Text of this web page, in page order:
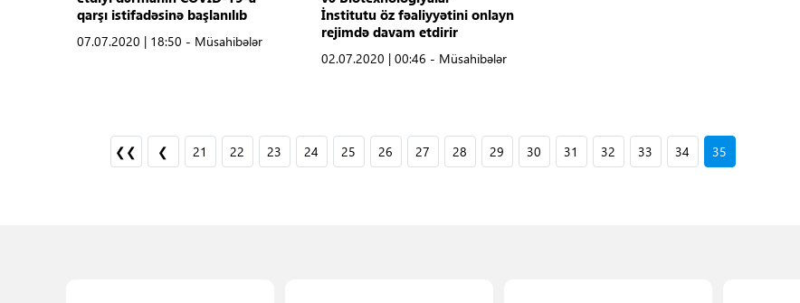
qarşı istifadəsinə başlanılıb
07.07.2020 | 18:50 - Müsahibələr
İnstitutu öz fəaliyyətini onlayn
rejimdə davam etdirir
02.07.2020 | 00:46 - Müsahibələr
❮❮ ❮ 21 22 23 24 25 26 27 28 29 30 31 32 33 34 35